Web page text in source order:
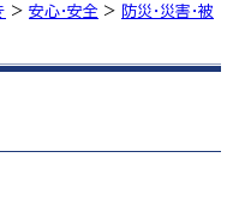
> 安心・安全 > 防災・災害・被